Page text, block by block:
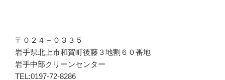
〒０２４－０３３５
岩手県北上市和賀町後藤３地割６０番地
岩手中部クリーンセンター
TEL:0197-72-8286